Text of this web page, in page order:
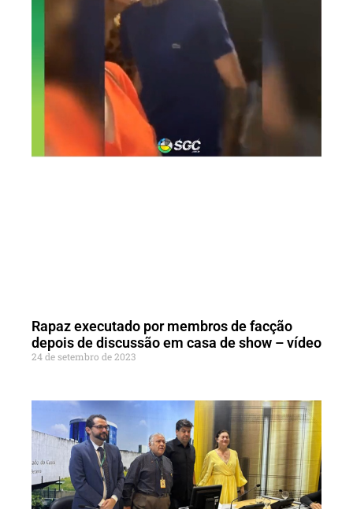
Rapaz executado por membros de facção
depois de discussão em casa de show – vídeo
24 de setembro de 2023